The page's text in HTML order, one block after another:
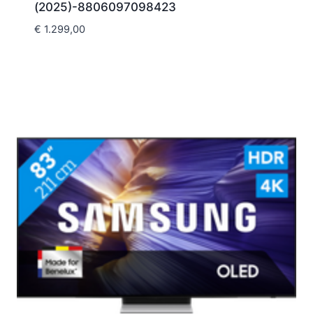
(2025)-8806097098423
€ 1.299,00